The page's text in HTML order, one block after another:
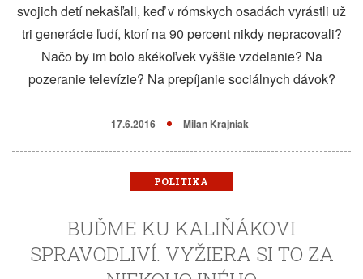
svojich detí nekašľali, keď v rómskych osadách vyrástli už
tri generácie ľudí, ktorí na 90 percent nikdy nepracovali?
Načo by im bolo akékoľvek vyššie vzdelanie? Na
pozeranie televízie? Na prepíjanie sociálnych dávok?
17.6.2016 Milan Krajniak
POLITIKA
BUĎME KU KALIŇÁKOVI
SPRAVODLIVÍ. VYŽIERA SI TO ZA